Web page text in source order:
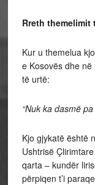
Rreth themelimit
Kur u themelua
e Kosovës dhe
të urtë:
“Nuk ka dasmë
Kjo gjykatë është
Ushtrisë
qarta – kundër
përpiqen t’i